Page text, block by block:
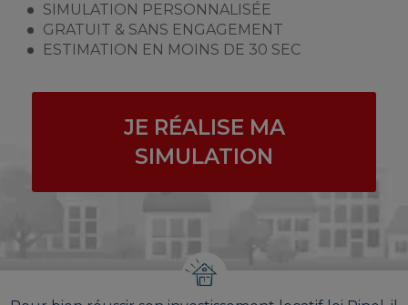
SIMULATION PERSONNALISÉE
GRATUIT & SANS ENGAGEMENT
ESTIMATION EN MOINS DE 30 SEC
JE RÉALISE MA
SIMULATION